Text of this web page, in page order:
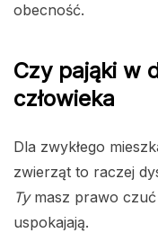
obecność.
Czy pająki w
człowieka
Dla zwykłego
zwierząt to raczej
Tymasz prawo czuć
uspokajają.